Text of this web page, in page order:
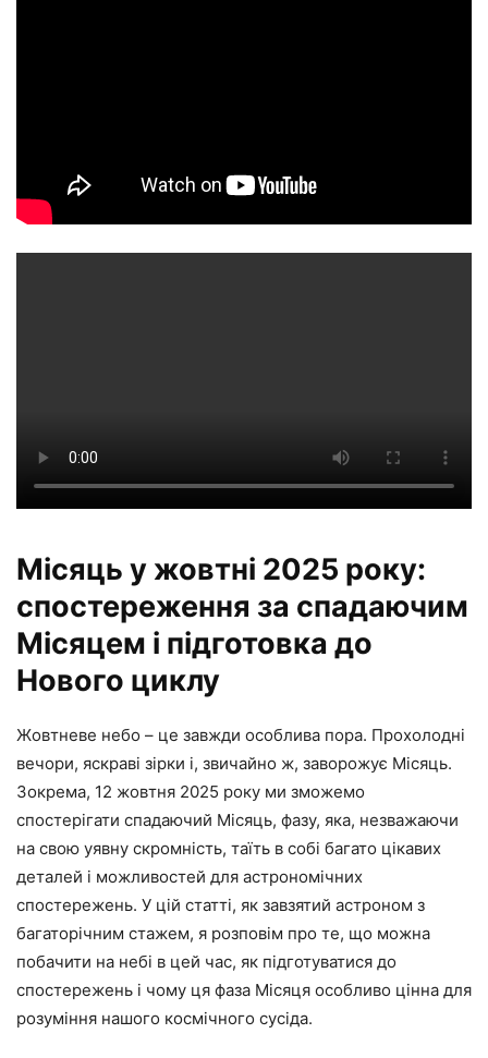
Місяць у жовтні 2025 року:
спостереження за спадаючим
Місяцем і підготовка до
Нового циклу
Жовтневе небо – це завжди особлива пора. Прохолодні
вечори, яскраві зірки і, звичайно ж, заворожує Місяць.
Зокрема, 12 жовтня 2025 року ми зможемо
спостерігати спадаючий Місяць, фазу, яка, незважаючи
на свою уявну скромність, таїть в собі багато цікавих
деталей і можливостей для астрономічних
спостережень. У цій статті, як завзятий астроном з
багаторічним стажем, я розповім про те, що можна
побачити на небі в цей час, як підготуватися до
спостережень і чому ця фаза Місяця особливо цінна для
розуміння нашого космічного сусіда.